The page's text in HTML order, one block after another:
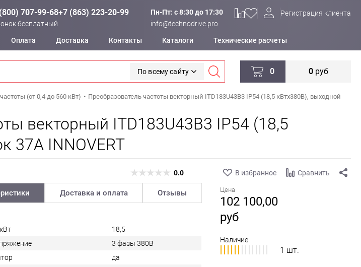
707-99-68+7 (863) 223-20-99
бесплатный
Пн-Пт: c 8:30 до 17:30
info@technodrive.pro
Регистрация клиента
Оплата Доставка Контакты Каталоги Технические расчеты
По всему сайту 0 0руб
(от 0,4 до 560 кВт)
Преобразователь частоты векторный ITD183U43B3 IP54 (18,5 кВтx380В), выходной
векторный ITD183U43B3 IP54 (18,5
37А INNOVERT
0.0 В избранное Сравнить
Цена
102 100,00
руб
Наличие
1 шт.
Доставка и оплата Отзывы
18,5
3 фазы 380В
да